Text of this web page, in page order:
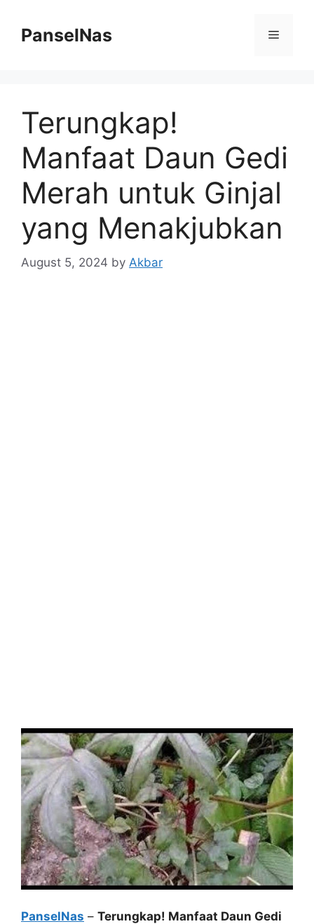
contentPanselNas Menu
Terungkap!
Manfaat Daun Gedi
Merah untuk Ginjal
yang Menakjubkan
August 5, 2024 by Akbar
PanselNas – Terungkap! Manfaat Daun Gedi